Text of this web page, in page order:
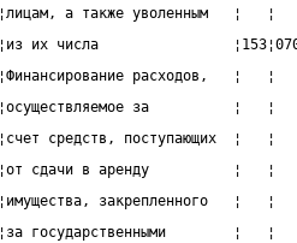
¦лицам, а также уволенным
¦из их числа
¦Финансирование расходов,
¦осуществляемое за
¦счет средств, поступающих
¦от сдачи в аренду          ¦
¦имущества, закрепленного
¦за государственными